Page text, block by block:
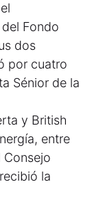
Fondo
dos
por cuatro
Sénior de la
y British
entre
Consejo
la